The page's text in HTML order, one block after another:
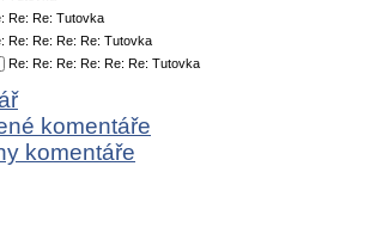
Re: Re: Tutovka
Re: Re: Re: Re: Tutovka
Re: Re: Re: Re: Re: Re: Tutovka
komentáře
komentáře